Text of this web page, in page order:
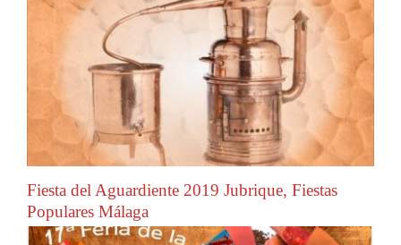
Fiesta del Aguardiente 2019 Jubrique, Fiestas
Populares Málaga